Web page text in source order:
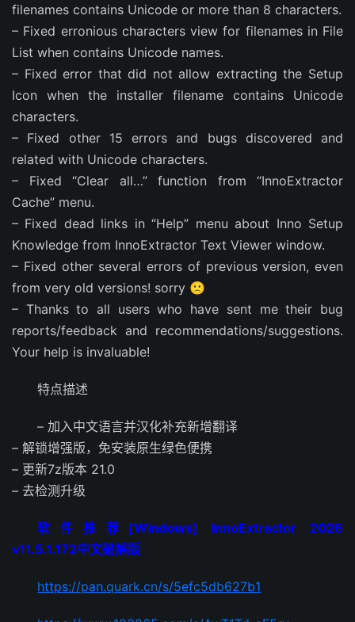
filenames contains Unicode or more than 8 characters.
– Fixed erronious characters view for filenames in File
List when contains Unicode names.
– Fixed error that did not allow extracting the Setup
Icon when the installer filename contains Unicode
characters.
– Fixed other 15 errors and bugs discovered and
related with Unicode characters.
– Fixed “Clear all…” function from “InnoExtractor
Cache” menu.
– Fixed dead links in “Help” menu about Inno Setup
Knowledge from InnoExtractor Text Viewer window.
– Fixed other several errors of previous version, even
from very old versions! sorry 🙁
– Thanks to all users who have sent me their bug
reports/feedback and recommendations/suggestions.
Your help is invaluable!
特点描述
– 加入中文语言并汉化补充新增翻译
– 解锁增强版，免安装原生绿色便携
– 更新7z版本 21.0
– 去检测升级
软件推荐[Windows] InnoExtractor 2026
v11.5.1.172中文破解版
https://pan.quark.cn/s/5efc5db627b1